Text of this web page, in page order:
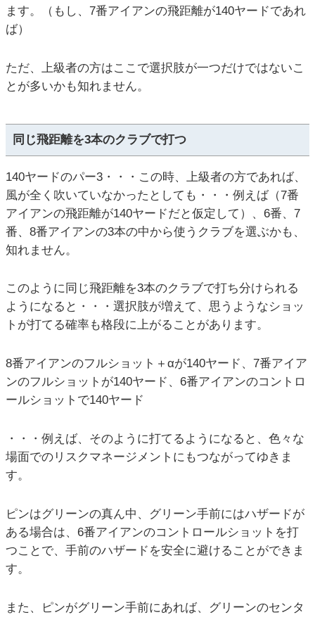
ます。（もし、7番アイアンの飛距離が140ヤードであれ
ば）
ただ、上級者の方はここで選択肢が一つだけではないこ
とが多いかも知れません。
同じ飛距離を3本のクラブで打つ
140ヤードのパー3・・・この時、上級者の方であれば、
風が全く吹いていなかったとしても・・・例えば（7番
アイアンの飛距離が140ヤードだと仮定して）、6番、7
番、8番アイアンの3本の中から使うクラブを選ぶかも、
知れません。
このように同じ飛距離を3本のクラブで打ち分けられる
ようになると・・・選択肢が増えて、思うようなショッ
トが打てる確率も格段に上がることがあります。
8番アイアンのフルショット＋αが140ヤード、7番アイア
ンのフルショットが140ヤード、6番アイアンのコントロ
ールショットで140ヤード
・・・例えば、そのように打てるようになると、色々な
場面でのリスクマネージメントにもつながってゆきま
す。
ピンはグリーンの真ん中、グリーン手前にはハザードが
ある場合は、6番アイアンのコントロールショットを打
つことで、手前のハザードを安全に避けることができま
す。
また、ピンがグリーン手前にあれば、グリーンのセンタ